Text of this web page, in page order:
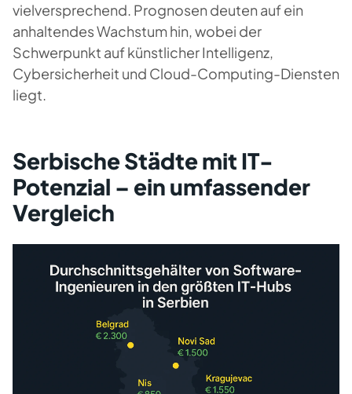
vielversprechend. Prognosen deuten auf ein
anhaltendes Wachstum hin, wobei der
Schwerpunkt auf künstlicher Intelligenz,
Cybersicherheit und Cloud-Computing-Diensten
liegt.
Serbische Städte mit IT-
Potenzial – ein umfassender
Vergleich